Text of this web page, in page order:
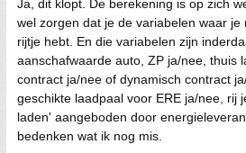
Ja, dit klopt. De berekening is op zich
wel zorgen dat je de variabelen waar je
rijtje hebt. En die variabelen zijn
aanschafwaarde auto, ZP ja/nee, thuis
contract ja/nee of dynamisch contract
geschikte laadpaal voor ERE ja/nee, rij
laden' aangeboden door
bedenken wat ik nog mis.